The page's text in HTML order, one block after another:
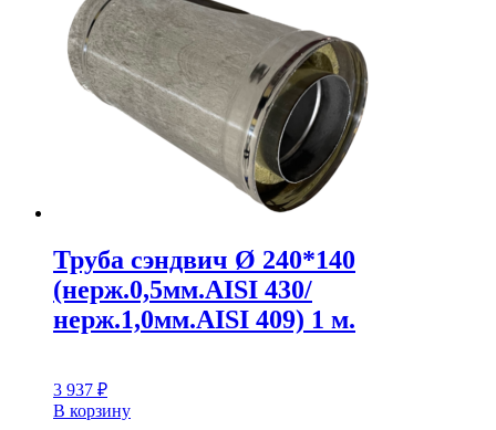
Труба сэндвич Ø 240*140
(нерж.0,5мм.AISI 430/
нерж.1,0мм.AISI 409) 1 м.
3 937 ₽
В корзину